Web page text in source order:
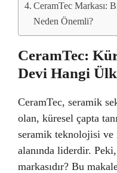
CeramTec Markası:
Neden Önemli?
CeramTec:
Devi Hangi
CeramTec, seramik
olan, küresel çapta
seramik teknolojisi
alanında liderdir.
markasıdır? Bu